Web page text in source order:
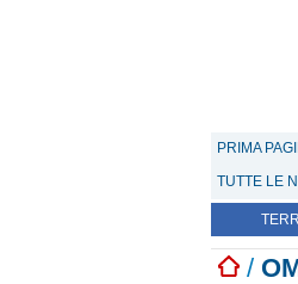
PRIMA
TUTTE LE
/